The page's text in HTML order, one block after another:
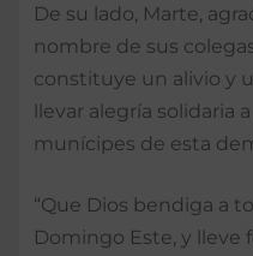
De su lado, Marte,
nombre de sus
constituye un alivio y
llevar alegría solidaria
munícipes de esta
“Que Dios bendiga a
Domingo Este, y lleve